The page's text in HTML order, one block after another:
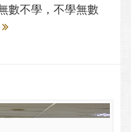
數不學，不學無數